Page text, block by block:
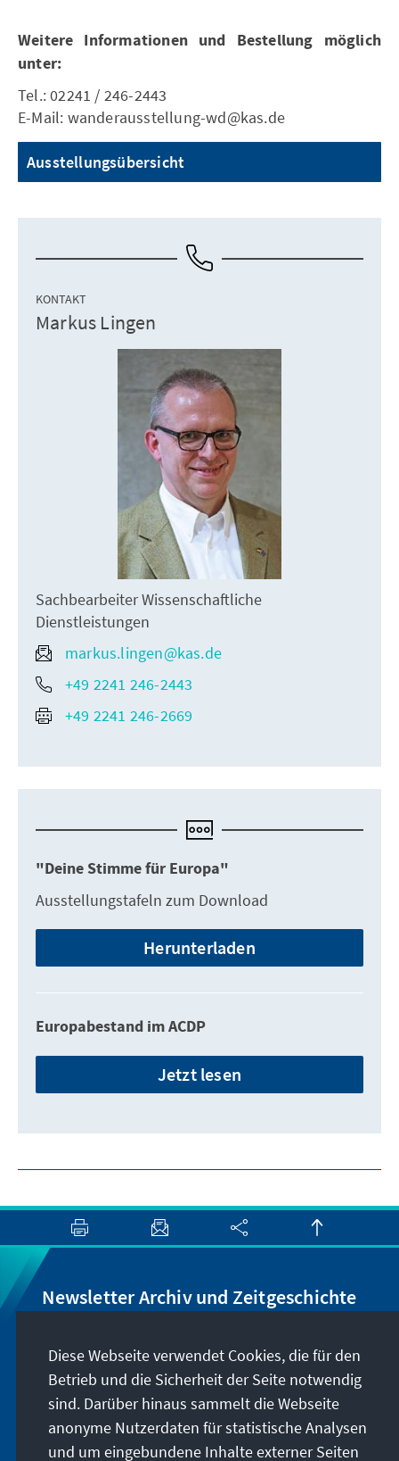
Weitere Informationen und Bestellung möglich
unter:
Tel.: 02241 / 246-2443
E-Mail: wanderausstellung-wd@kas.de
Ausstellungsübersicht
KONTAKT
Markus Lingen
Sachbearbeiter Wissenschaftliche
Dienstleistungen
markus.lingen@kas.de
+49 2241 246-2443
+49 2241 246-2669
"Deine Stimme für Europa"
Ausstellungstafeln zum Download
Herunterladen
Europabestand im ACDP
Jetzt lesen
Newsletter Archiv und Zeitgeschichte
Wir informieren Sie über Neuigkeiten rund um
unser Archiv, geben Hinweise zu unseren
zeithistorisch-politischen Veranstaltungen und
machen Sie auf neu erschienene Publikationen
und Formate aufmerksam. Der Newsletter
Diese Webseite verwendet Cookies, die für den
Betrieb und die Sicherheit der Seite notwendig
sind. Darüber hinaus sammelt die Webseite
anonyme Nutzerdaten für statistische Analysen
und um eingebundene Inhalte externer Seiten